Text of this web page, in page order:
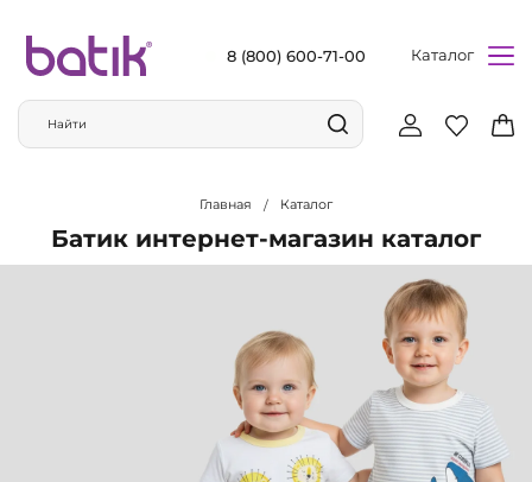
8 (800) 600-71-00 Каталог
Главная Каталог
Батик интернет-магазин каталог